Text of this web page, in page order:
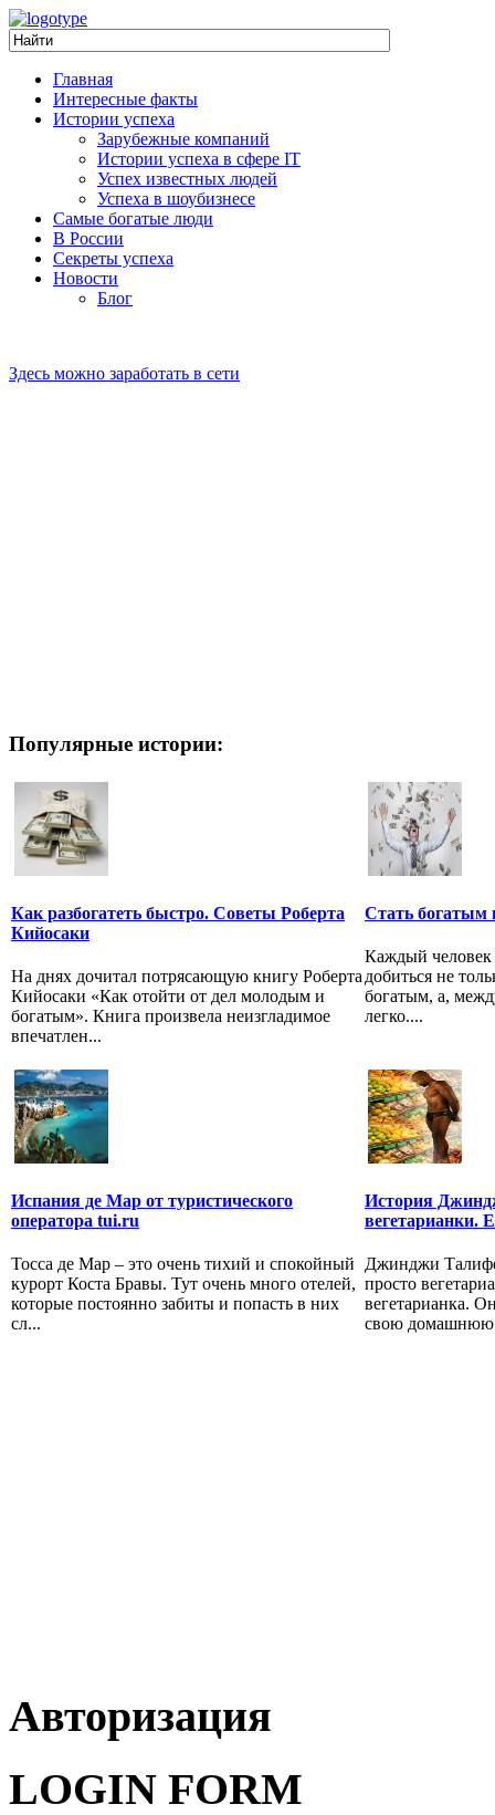
Главная
Интересные факты
Истории успеха
Зарубежные компаний
Истории успеха в сфере IT
Успех известных людей
Успеха в шоубизнесе
Самые богатые люди
В России
Секреты успеха
Новости
Блог
Здесь можно заработать в сети
Популярные истории:
Как разбогатеть быстро. Советы Роберта
Кийосаки
На днях дочитал потрясающую книгу Роберта
Кийосаки «Как отойти от дел молодым и
богатым». Книга произвела неизгладимое
впечатлен...
Стать богатым
Каждый человек
добиться не
богатым, а,
легко....
Испания де Мар от туристического
оператора tui.ru
Тосса де Мар – это очень тихий и спокойный
курорт Коста Бравы. Тут очень много отелей,
которые постоянно забиты и попасть в них
сл...
История
вегетарианки.
Джинджи
просто
вегетарианка.
свою домашнюю
Авторизация
LOGIN FORM